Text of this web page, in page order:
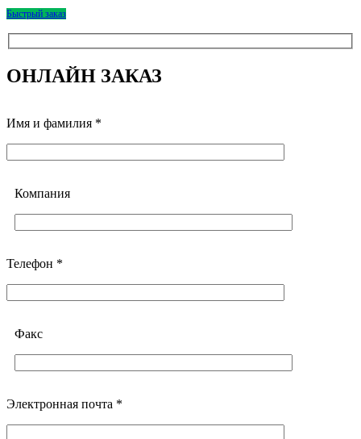
Быстрый заказ
ОНЛАЙН ЗАКАЗ
Имя и фамилия *
Компания
Телефон *
Факс
Электронная почта *